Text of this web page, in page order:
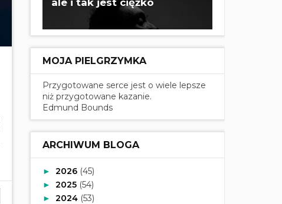
ale i tak jest ciężko
MOJA PIELGRZYMKA
Przygotowane serce jest o wiele lepsze
niż przygotowane kazanie.
Edmund Bounds
ARCHIWUM BLOGA
► 2026 (45)
► 2025 (54)
► 2024 (53)